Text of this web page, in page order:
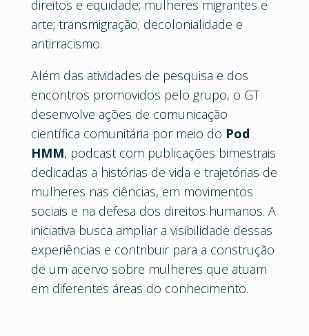
direitos e equidade; mulheres migrantes e
arte; transmigração; decolonialidade e
antirracismo.
Além das atividades de pesquisa e dos
encontros promovidos pelo grupo, o GT
desenvolve ações de comunicação
científica comunitária por meio do Pod
HMM, podcast com publicações bimestrais
dedicadas a histórias de vida e trajetórias de
mulheres nas ciências, em movimentos
sociais e na defesa dos direitos humanos. A
iniciativa busca ampliar a visibilidade dessas
experiências e contribuir para a construção
de um acervo sobre mulheres que atuam
em diferentes áreas do conhecimento.